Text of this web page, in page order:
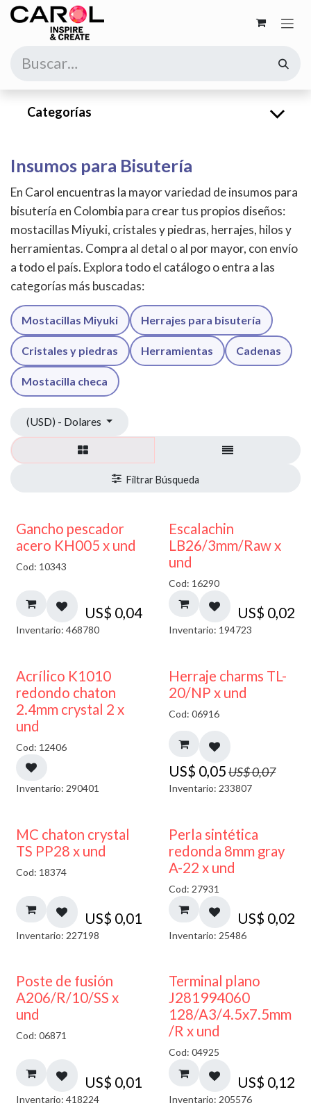
Ir al contenido
Categorías
Insumos para Bisutería
En Carol encuentras la mayor variedad de insumos para
bisutería en Colombia para crear tus propios diseños:
mostacillas Miyuki, cristales y piedras, herrajes, hilos y
herramientas. Compra al detal o al por mayor, con envío
a todo el país. Explora todo el catálogo o entra a las
categorías más buscadas:
Mostacillas Miyuki Herrajes para bisutería
Cristales y piedras Herramientas Cadenas
Mostacilla checa
(USD) - Dolares
Gancho pescador
acero KH005 x und
Cod: 10343
US$ 0,04
Inventario: 468780
Escalachin
LB26/3mm/Raw x
und
Cod: 16290
US$ 0,02
Inventario: 194723
50% DESCUENTO
Acrílico K1010
redondo chaton
2.4mm crystal 2 x
und
Cod: 12406
Inventario: 290401
40% DESCUENTO
Herraje charms TL-
20/NP x und
Cod: 06916
US$ 0,05US$0,07
Inventario: 233807
MC chaton crystal
TS PP28 x und
Cod: 18374
US$ 0,01
Inventario: 227198
Perla sintética
redonda 8mm gray
A-22 x und
Cod: 27931
US$ 0,02
Inventario: 25486
Poste de fusión
A206/R/10/SS x
und
Cod: 06871
US$ 0,01
Inventario: 418224
Terminal plano
J281994060
128/A3/4.5x7.5mm
/R x und
Cod: 04925
US$ 0,12
Inventario: 205576